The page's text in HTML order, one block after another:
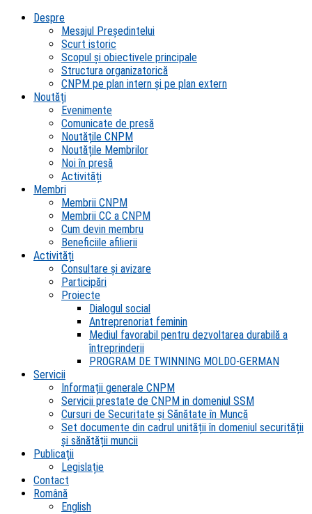
Despre
Mesajul Președintelui
Scurt istoric
Scopul şi obiectivele principale
Structura organizatorică
CNPM pe plan intern şi pe plan extern
Noutăți
Evenimente
Comunicate de presă
Noutățile CNPM
Noutățile Membrilor
Noi în presă
Activități
Membri
Membrii CNPM
Membrii CC a CNPM
Cum devin membru
Beneficiile afilierii
Activități
Consultare și avizare
Participări
Proiecte
Dialogul social
Antreprenoriat feminin
Mediul favorabil pentru dezvoltarea durabilă a
întreprinderii
PROGRAM DE TWINNING MOLDO-GERMAN
Servicii
Informații generale CNPM
Servicii prestate de CNPM in domeniul SSM
Cursuri de Securitate și Sănătate în Muncă
Set documente din cadrul unității în domeniul securității
și sănătății muncii
Publicații
Legislație
Contact
Română
English